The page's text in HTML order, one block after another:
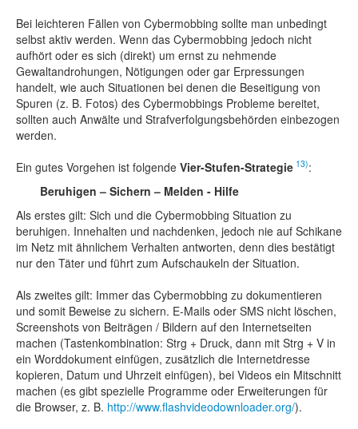
Bei leichteren Fällen von Cybermobbing sollte man unbedingt
selbst aktiv werden. Wenn das Cybermobbing jedoch nicht
aufhört oder es sich (direkt) um ernst zu nehmende
Gewaltandrohungen, Nötigungen oder gar Erpressungen
handelt, wie auch Situationen bei denen die Beseitigung von
Spuren (z. B. Fotos) des Cybermobbings Probleme bereitet,
sollten auch Anwälte und Strafverfolgungsbehörden einbezogen
werden.
Ein gutes Vorgehen ist folgende Vier-Stufen-Strategie 13):
Beruhigen – Sichern – Melden - Hilfe
Als erstes gilt: Sich und die Cybermobbing Situation zu
beruhigen. Innehalten und nachdenken, jedoch nie auf Schikane
im Netz mit ähnlichem Verhalten antworten, denn dies bestätigt
nur den Täter und führt zum Aufschaukeln der Situation.
Als zweites gilt: Immer das Cybermobbing zu dokumentieren
und somit Beweise zu sichern. E-Mails oder SMS nicht löschen,
Screenshots von Beiträgen / Bildern auf den Internetseiten
machen (Tastenkombination: Strg + Druck, dann mit Strg + V in
ein Worddokument einfügen, zusätzlich die Internetdresse
kopieren, Datum und Uhrzeit einfügen), bei Videos ein Mitschnitt
machen (es gibt spezielle Programme oder Erweiterungen für
die Browser, z. B. http://www.flashvideodownloader.org/).